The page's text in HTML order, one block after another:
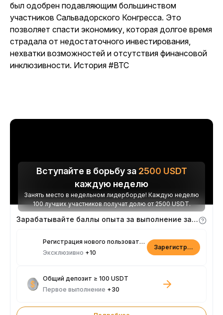
был одобрен подавляющим большинством
участников Сальвадорского Конгресса. Это
позволяет спасти экономику, которая долгое время
страдала от недостаточного инвестирования,
нехватки возможностей и отсутствия финансовой
инклюзивности. История #BTC
Вступайте в борьбу за 2500 USDT
каждую неделю
Занять место в недельном лидерборде! Каждую неделю
100 лучших участников получат долю от 2500 USDT.
Зарабатывайте баллы опыта за выполнение заданий
Регистрация нового пользователя
Эксклюзивно +10
Зарегистрироваться
Общий депозит ≥ 100 USDT
Первое выполнение +30